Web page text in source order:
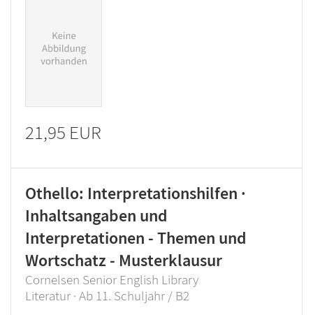
21,95 EUR
Othello: Interpretationshilfen ·
Inhaltsangaben und
Interpretationen - Themen und
Wortschatz - Musterklausur
Cornelsen Senior English Library
Literatur · Ab 11. Schuljahr / B2